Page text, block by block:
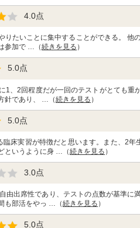
4.0点
りたいことに集中することができる。 他
参加で …（続きを見る ）
5.0点
1、2回程度だが一回のテストがとても重
針であり、 …（続きを見る ）
5.0点
床実習が特徴だと思います。また、2年
というように身 …（続きを見る ）
3.0点
由出席性であり、テストの点数が基準に
も部活をやっ …（続きを見る ）
5.0点